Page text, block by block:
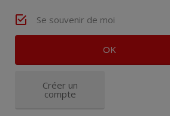
Se souvenir de moi
Créer un
compte